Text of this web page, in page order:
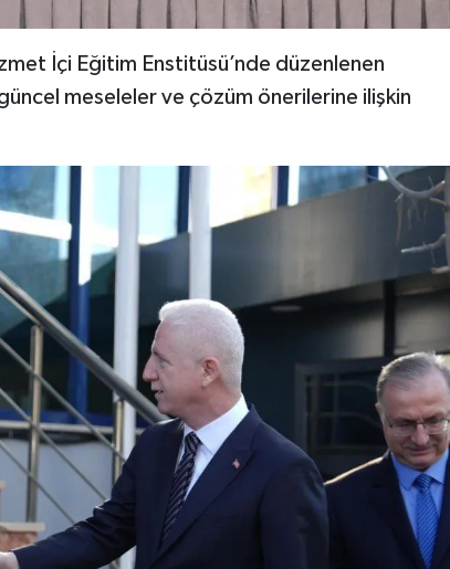
İçi Eğitim Enstitüsü’nde düzenlenen
meseleler ve çözüm önerilerine ilişkin